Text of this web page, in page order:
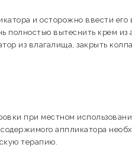
и осторожно ввести
полностью вытеснить крем из
из влагалища, закрыть
при местном
аппликатора
терапию.